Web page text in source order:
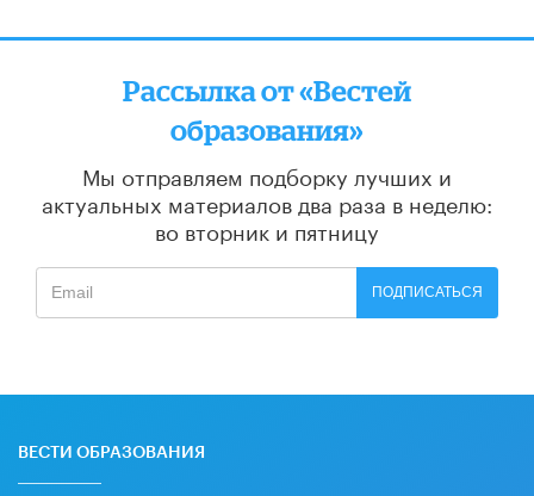
Рассылка от «Вестей
образования»
Мы отправляем подборку лучших и
актуальных материалов два раза в неделю:
во вторник и пятницу
ПОДПИСАТЬСЯ
ВЕСТИ ОБРАЗОВАНИЯ